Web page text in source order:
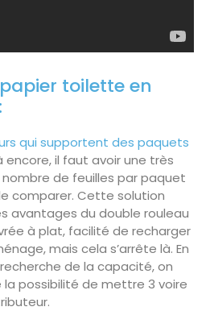
toilette en
qui supportent des paquets
encore, il faut avoir une très
de feuilles par paquet
comparer. Cette solution
avantages du double rouleau
à plat, facilité de recharger
mais cela s’arrête là. En
de la capacité, on
possibilité de mettre 3 voire